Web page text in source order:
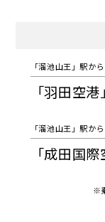
「溜池山王」駅から
「羽田空港」
「溜池山王」駅から
「成田国際
※